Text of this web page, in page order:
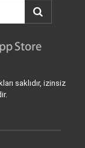
saklıdır, izinsiz